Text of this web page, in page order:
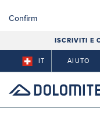
Confirm
ISCRIVITI E
IT AIUTO